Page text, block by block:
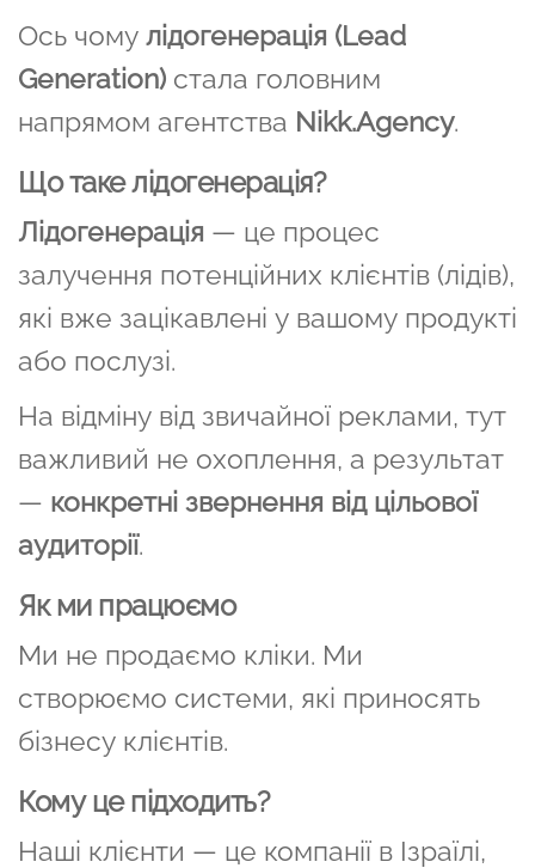
Ось чому лідогенерація (Lead
Generation) стала головним
напрямом агентства Nikk.Agency.
Що таке лідогенерація?
Лідогенерація — це процес
залучення потенційних клієнтів (лідів),
які вже зацікавлені у вашому продукті
або послузі.
На відміну від звичайної реклами, тут
важливий не охоплення, а результат
— конкретні звернення від цільової
аудиторії.
Як ми працюємо
Ми не продаємо кліки. Ми
створюємо системи, які приносять
бізнесу клієнтів.
Кому це підходить?
Наші клієнти — це компанії в Ізраїлі,